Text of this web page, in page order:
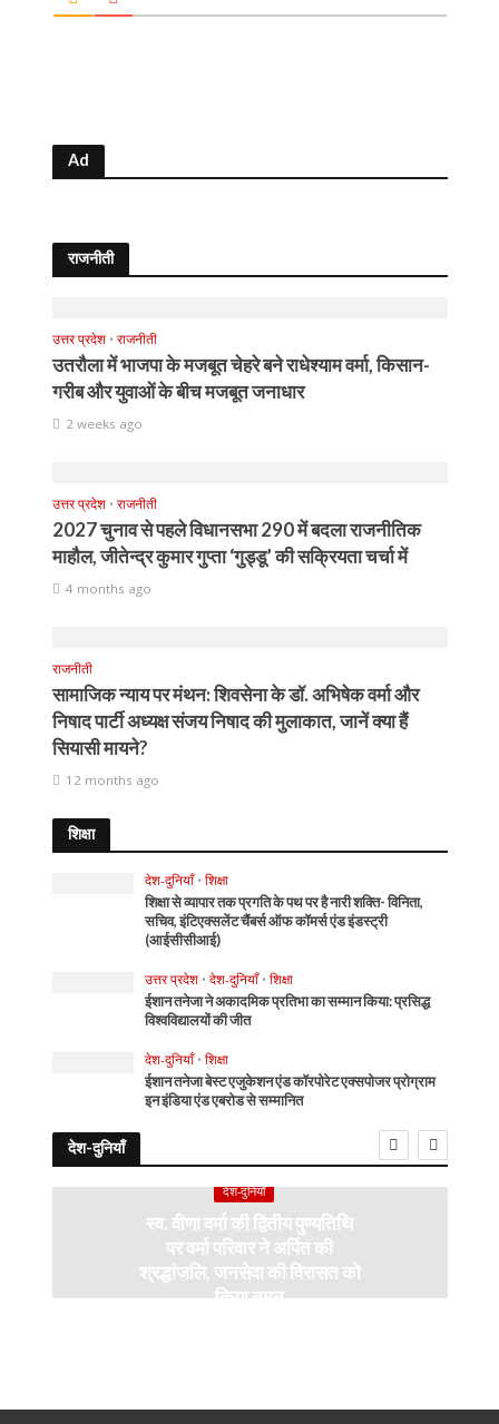
Ad
राजनीती
उत्तर प्रदेश • राजनीती
उतरौला में भाजपा के मजबूत चेहरे बने राधेश्याम वर्मा, किसान-
गरीब और युवाओं के बीच मजबूत जनाधार
2 weeks ago
उत्तर प्रदेश • राजनीती
2027 चुनाव से पहले विधानसभा 290 में बदला राजनीतिक
माहौल, जीतेन्द्र कुमार गुप्ता ‘गुड्डू’ की सक्रियता चर्चा में
4 months ago
राजनीती
सामाजिक न्याय पर मंथन: शिवसेना के डॉ. अभिषेक वर्मा और
निषाद पार्टी अध्यक्ष संजय निषाद की मुलाकात, जानें क्या हैं
सियासी मायने?
12 months ago
शिक्षा
देश-दुनियाँ • शिक्षा
शिक्षा से व्यापार तक प्रगति के पथ पर है नारी शक्ति- विनिता,
सचिव, इंटिएक्सलेंट चैंबर्स ऑफ कॉमर्स एंड इंडस्ट्री
(आईसीसीआई)
उत्तर प्रदेश • देश-दुनियाँ • शिक्षा
ईशान तनेजा ने अकादमिक प्रतिभा का सम्मान किया: प्रसिद्ध
विश्वविद्यालयों की जीत
देश-दुनियाँ • शिक्षा
ईशान तनेजा बेस्ट एजुकेशन एंड कॉरपोरेट एक्सपोजर प्रोग्राम
इन इंडिया एंड एबरोड से सम्मानित
देश-दुनियाँ
देश-दुनियाँ
स्व. वीणा वर्मा की द्वितीय पुण्यतिथि
पर वर्मा परिवार ने अर्पित की
श्रद्धांजलि, जनसेवा की विरासत को
किया नमन